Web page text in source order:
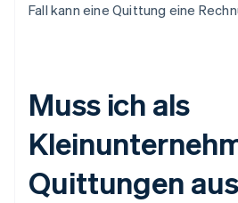
Fall kann eine Quittung eine
Muss ich als
Quittungen